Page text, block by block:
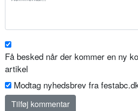
Få besked når der kommer en ny
artikel
Modtag nyhedsbrev fra